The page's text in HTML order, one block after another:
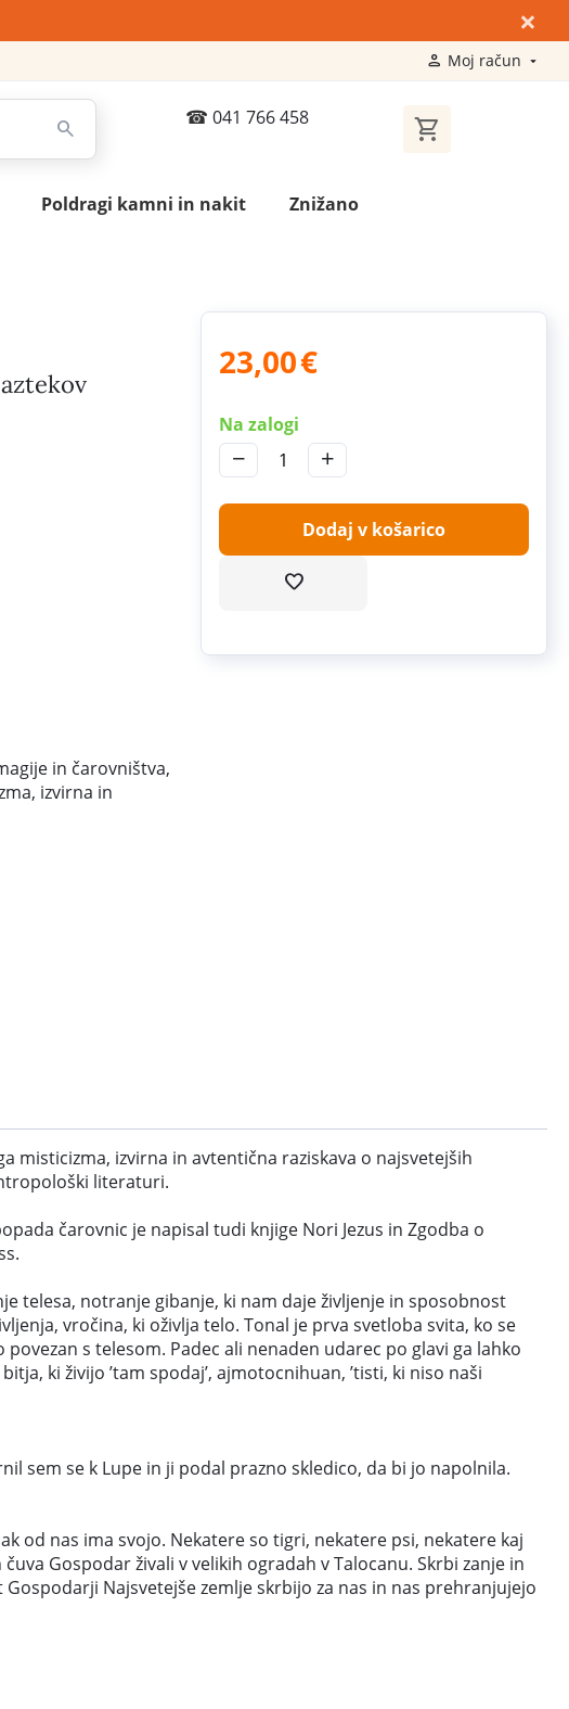
×
Moj račun
041 766 458
Poldragi kamni in nakit Znižano
in čarovništva,
izvirna in
23,00€
Na zalogi
+
−
Dodaj v košarico
misticizma, izvirna in avtentična raziskava o najsvetejših
literaturi.
čarovnic je napisal tudi knjige Nori Jezus in Zgodba o
telesa, notranje gibanje, ki nam daje življenje in sposobnost
vročina, ki oživlja telo. Tonal je prva svetloba svita, ko se
s telesom. Padec ali nenaden udarec po glavi ga lahko
ki živijo ’tam spodaj’, ajmotocnihuan, ’tisti, ki niso naši
sem se k Lupe in ji podal prazno skledico, da bi jo napolnila.
od nas ima svojo. Nekatere so tigri, nekatere psi, nekatere kaj
Gospodar živali v velikih ogradah v Talocanu. Skrbi zanje in
Najsvetejše zemlje skrbijo za nas in nas prehranjujejo